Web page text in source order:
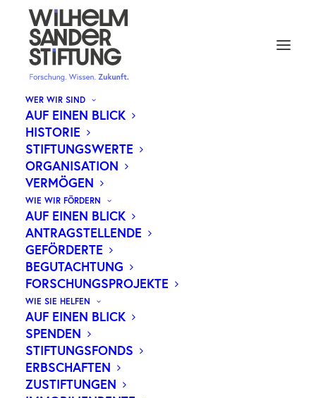
WER WIR SIND
AUF EINEN BLICK
HISTORIE
STIFTUNGSWERTE
ORGANISATION
VERMÖGEN
WIE WIR FÖRDERN
AUF EINEN BLICK
ANTRAGSTELLENDE
GEFÖRDERTE
BEGUTACHTUNG
FORSCHUNGSPROJEKTE
WIE SIE HELFEN
AUF EINEN BLICK
SPENDEN
STIFTUNGSFONDS
ERBSCHAFTEN
ZUSTIFTUNGEN